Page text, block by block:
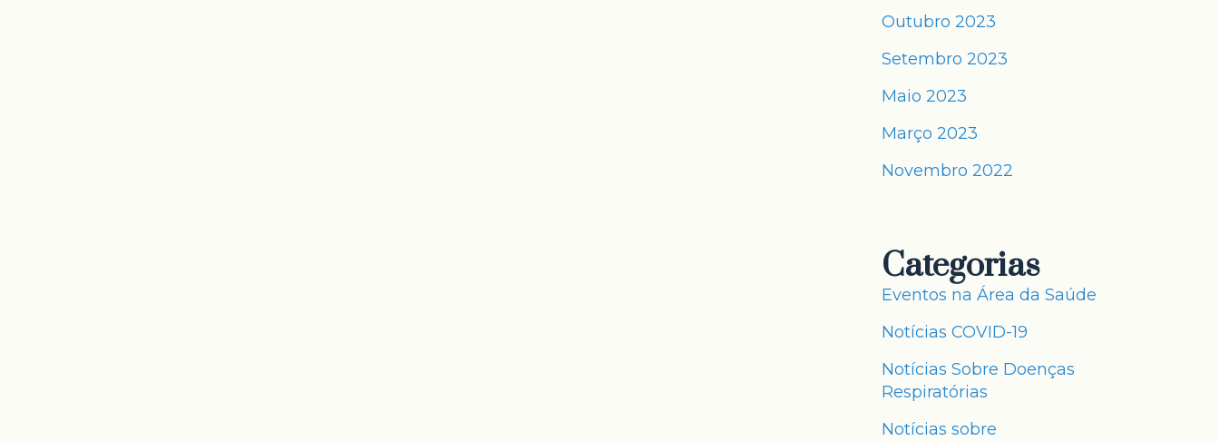
Outubro 2023
Setembro 2023
Maio 2023
Março 2023
Novembro 2022
Categorias
Eventos na Área da Saúde
Notícias COVID-19
Notícias Sobre Doenças
Respiratórias
Notícias sobre